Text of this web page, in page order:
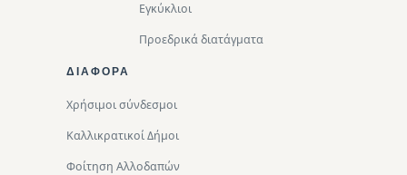
Εγκύκλιοι
Προεδρικά διατάγματα
ΔΙΑΦΟΡΑ
Χρήσιμοι σύνδεσμοι
Καλλικρατικοί Δήμοι
Φοίτηση Αλλοδαπών